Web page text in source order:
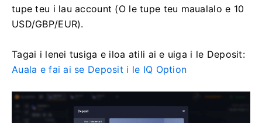
tupe teu i lau account (O le tupe teu maualalo e 10
USD/GBP/EUR).
Tagai i lenei tusiga e iloa atili ai e uiga i le Deposit:
Auala e fai ai se Deposit i le IQ Option